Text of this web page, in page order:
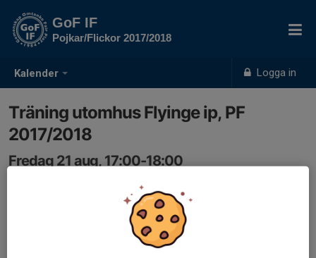
Kalender Logga in
GoF IF
Pojkar/Flickor 2017/2018
Träning utomhus Flyinge ip, PF
2017/2018
Fredag 21 aug, 17:00-18:00
Samling: 17:00, Flyinge idrottsplats